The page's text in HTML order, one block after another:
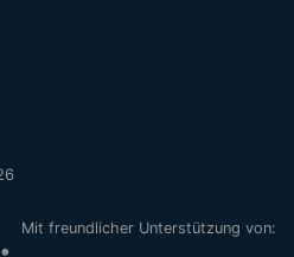
Mit freundlicher Unterstützung von: